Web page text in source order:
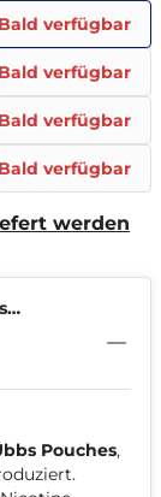
Bald verfügbar
Bald verfügbar
Bald verfügbar
Bald verfügbar
werden
Pouches,